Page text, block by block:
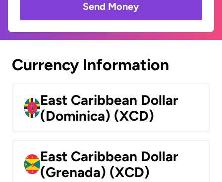
Send Money
Currency Information
East Caribbean Dollar
(Dominica) (XCD)
East Caribbean Dollar
(Grenada) (XCD)